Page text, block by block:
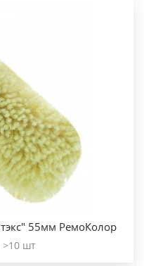
55мм РемоКолор
шт